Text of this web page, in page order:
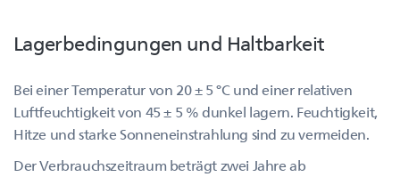
Lagerbedingungen und Haltbarkeit
Bei einer Temperatur von 20 ± 5 °C und einer relativen
Luftfeuchtigkeit von 45 ± 5 % dunkel lagern. Feuchtigkeit,
Hitze und starke Sonneneinstrahlung sind zu vermeiden.
Der Verbrauchszeitraum beträgt zwei Jahre ab